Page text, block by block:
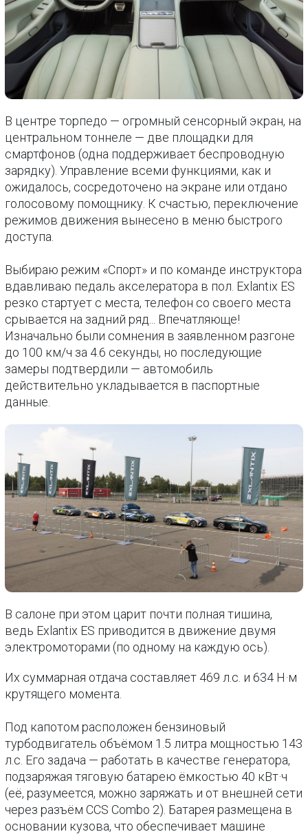
В центре торпедо — огромный сенсорный экран, на
центральном тоннеле — две площадки для
смартфонов (одна поддерживает беспроводную
зарядку). Управление всеми функциями, как и
ожидалось, сосредоточено на экране или отдано
голосовому помощнику. К счастью, переключение
режимов движения вынесено в меню быстрого
доступа.
Выбираю режим «Спорт» и по команде инструктора
вдавливаю педаль акселератора в пол. Exlantix ES
резко стартует с места, телефон со своего места
срывается на задний ряд... Впечатляюще!
Изначально были сомнения в заявленном разгоне
до 100 км/ч за 4.6 секунды, но последующие
замеры подтвердили — автомобиль
действительно укладывается в паспортные
данные.
В салоне при этом царит почти полная тишина,
ведь Exlantix ES приводится в движение двумя
электромоторами (по одному на каждую ось).
Их суммарная отдача составляет 469 л.с. и 634 Н·м
крутящего момента.
Под капотом расположен бензиновый
турбодвигатель объёмом 1.5 литра мощностью 143
л.с. Его задача — работать в качестве генератора,
подзаряжая тяговую батарею ёмкостью 40 кВт·ч
(её, разумеется, можно заряжать и от внешней сети
через разъём CCS Combo 2). Батарея размещена в
основании кузова, что обеспечивает машине